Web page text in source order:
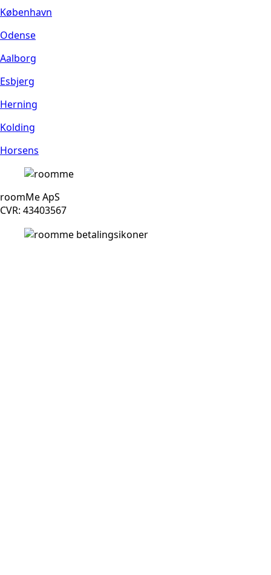
København
Odense
Aalborg
Esbjerg
Herning
Kolding
Horsens
roomMe ApS
CVR: 43403567